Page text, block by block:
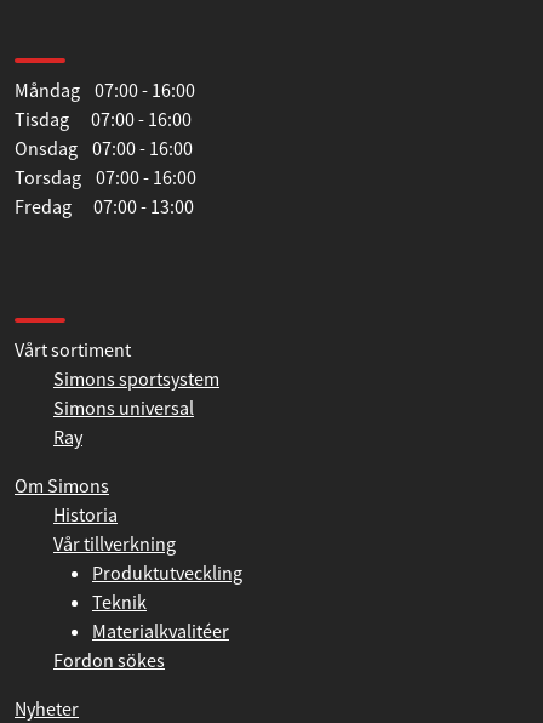
Måndag 07:00 - 16:00
Tisdag 07:00 - 16:00
Onsdag 07:00 - 16:00
Torsdag 07:00 - 16:00
Fredag 07:00 - 13:00
Vårt sortiment
Simons sportsystem
Simons universal
Ray
Om Simons
Historia
Vår tillverkning
Produktutveckling
Teknik
Materialkvalitéer
Fordon sökes
Nyheter